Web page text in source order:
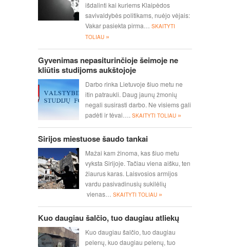
išdalinti kai kuriems Klaipėdos
savivaldybės politikams, nuėjo vėjais:
Vakar pasiekta pirma…
SKAITYTI
TOLIAU »
Gyvenimas nepasiturinčioje šeimoje ne
kliūtis studijoms aukštojoje
Darbo rinka Lietuvoje šiuo metu ne
itin patraukli. Daug jaunų žmonių
negali susirasti darbo. Ne visiems gali
padėti ir tėvai…. SKAITYTI TOLIAU »
Sirijos miestuose šaudo tankai
Mažai kam žinoma, kas šiuo metu
vyksta Sirijoje. Tačiau viena aišku, ten
žiaurus karas. Laisvosios armijos
vardu pasivadinusių sukilėlių
vienas…
SKAITYTI TOLIAU »
Kuo daugiau šalčio, tuo daugiau atliekų
Kuo daugiau šalčio, tuo daugiau
pelenų, kuo daugiau pelenų, tuo